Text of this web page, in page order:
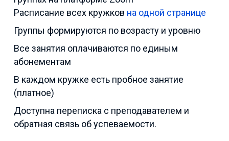
Расписание всех кружков на одной странице
Группы формируются по возрасту и уровню
Все занятия оплачиваются по единым
абонементам
В каждом кружке есть пробное занятие
(платное)
Доступна переписка с преподавателем и
обратная связь об успеваемости.